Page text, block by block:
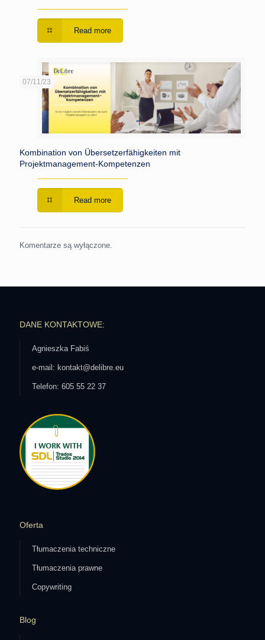
Read more
07/11/23
Kombination von Übersetzerfähigkeiten mit
Projektmanagement-Kompetenzen
Read more
Komentarze są wyłączone.
DANE KONTAKTOWE:
Agnieszka Fabiś
e-mail: kontakt@delibre.eu
Telefon: 605 55 22 37
Oferta
Tłumaczenia techniczne
Tłumaczenia prawne
Copywriting
Blog